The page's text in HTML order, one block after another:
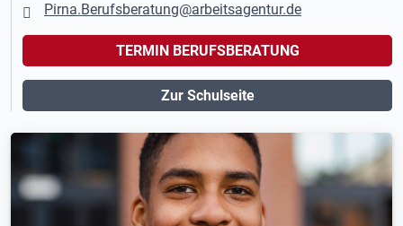
Pirna.Berufsberatung@arbeitsagentur.de
TERMIN BERUFSBERATUNG
Zur Schulseite